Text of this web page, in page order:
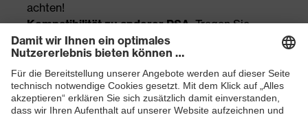
achten!
Kompatibilität zu anderer PSA: Tragen Sie
Gehörschutz in Kombination mit anderer
persönlicher Schutzausrüstung (PSA), sollten die
unterschiedlichen PSA-Produkte aufeinander
abgestimmt sein. So stellen Sie sicher, dass
Tragkomfort und Passgenauigkeit jederzeit gegeben